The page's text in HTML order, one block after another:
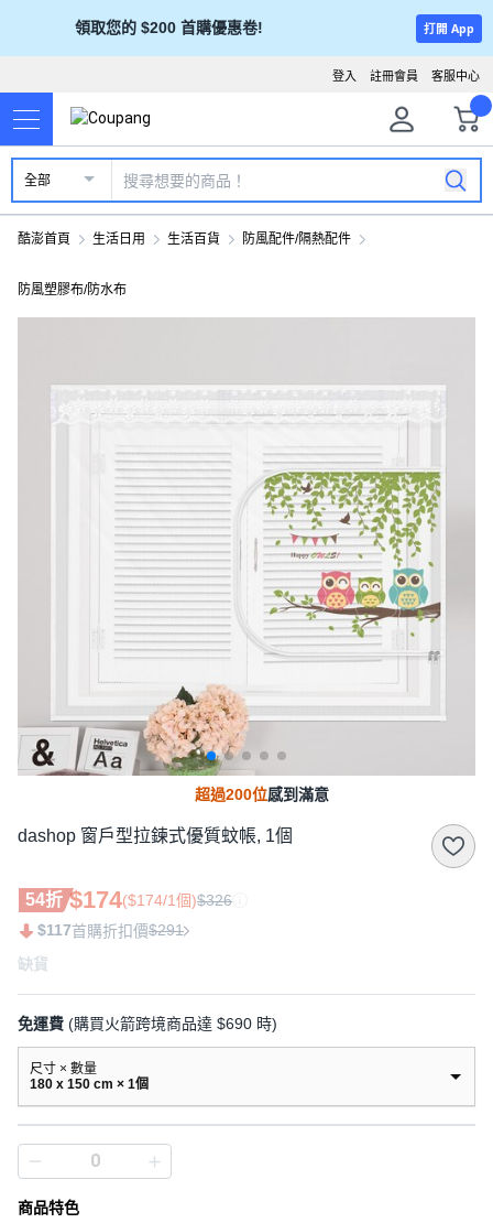
領取您的 $200 首購優惠卷! 打開 App
客服中心
註冊會員
登入
全部
酷澎首頁 生活日用 生活百貨 防風配件/隔熱配件
防風塑膠布/防水布
超過200位感到滿意
dashop 窗戶型拉鍊式優質蚊帳, 1個
54折 $174($174/1個)$326
$117首購折扣價$291
缺貨
免運費 (購買火箭跨境商品達 $690 時)
尺寸 × 數量
180 x 150 cm × 1個
商品特色